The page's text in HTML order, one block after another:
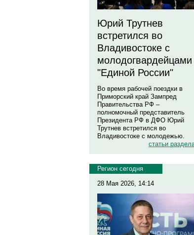
Юрий Трутнев
встретился во
Владивостоке с
молодогвардейцами
"Единой России"
Во время рабочей поездки в
Приморский край Зампред
Правительства РФ –
полномочный представитель
Президента РФ в ДФО Юрий
Трутнев встретился во
Владивостоке с молодежью.
статьи
Регион сегодня
28 Мая 2026, 14:14